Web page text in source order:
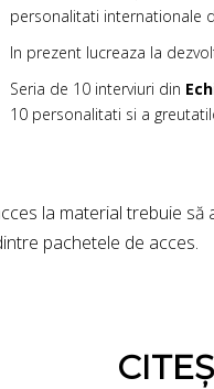
personalitati internationale
In prezent lucreaza la
Seria de 10 interviuri din
10 personalitati si a
la material trebuie să
pachetele de acces.